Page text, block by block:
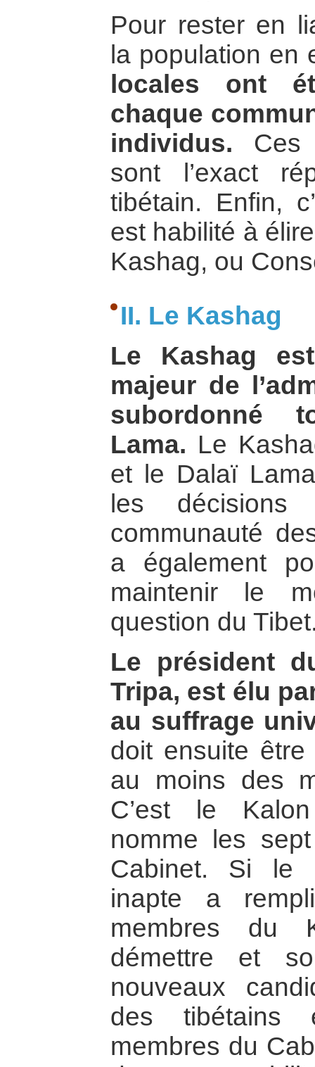
Pour rester en
la population en
locales ont
chaque
individus. Ces
sont l’exact
tibétain. Enfin,
est habilité à
Kashag, ou
II. Le Kashag
Le Kashag
majeur de
subordonné
Lama. Le
et le Dalaï
les
communauté
a également
maintenir le
question du
Le président
Tripa, est élu
au suffrage
doit ensuite
au moins des
C’est le
nomme les
Cabinet. Si le
inapte a
membres du
démettre et
nouveaux
des
membres du